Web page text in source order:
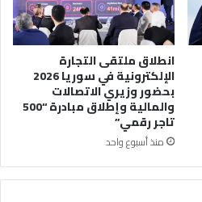
انطلاق ملتقى التجارة
الإلكترونية في سوريا 2026
بحضور وزيري الاتصالات
والمالية وإطلاق مبادرة “500
تاجر رقمي”
منذ أسبوع واحد